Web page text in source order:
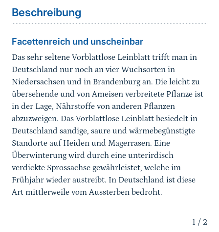
Bildergalerie
Fortpflanzung/Biologie
Lokale Population
Gefährdung
Erhaltungsmaßnahmen
Erhaltungszustand
Programme und Projekte
Autor*in
Beschreibung
Facettenreich und unscheinbar
Das sehr seltene Vorblattlose Leinblatt trifft man in
Deutschland nur noch an vier Wuchsorten in
Niedersachsen und in Brandenburg an. Die leicht zu
übersehende und von Ameisen verbreitete Pflanze ist
in der Lage, Nährstoffe von anderen Pflanzen
abzuzweigen. Das Vorblattlose Leinblatt besiedelt in
Deutschland sandige, saure und wärmebegünstigte
Standorte auf Heiden und Magerrasen. Eine
Überwinterung wird durch eine unterirdisch
verdickte Sprossachse gewährleistet, welche im
Frühjahr wieder austreibt. In Deutschland ist diese
Art mittlerweile vom Aussterben bedroht.
Karussell Start
1 / 2